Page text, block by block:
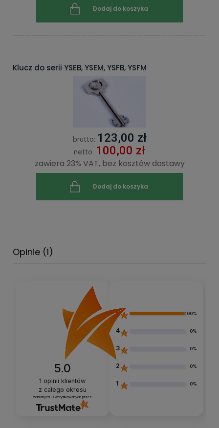
Dodaj do koszyka
Klucz do serii YSEB, YSEM, YSFB, YSFM
brutto: 123,00 zł
netto: 100,00 zł
zawiera 23% VAT, bez kosztów dostawy
Dodaj do koszyka
Opinie (1)
5.0
1 opinii klientów
z całego okresu
zebranych i zweryfikowanych przez
5 100%
4 0%
3 0%
2 0%
1 0%